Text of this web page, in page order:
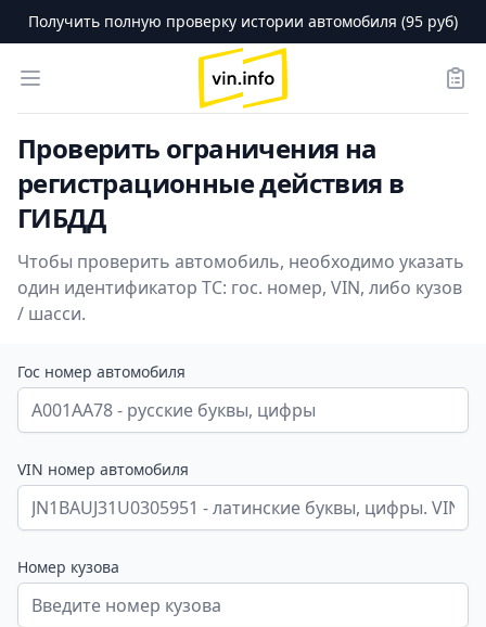
Получить полную проверку истории автомобиля (95 руб)
Open menu
logo
Проверить ограничения на
регистрационные действия в
ГИБДД
Чтобы проверить автомобиль, необходимо указать
один идентификатор ТС: гос. номер, VIN, либо кузов
/ шасси.
Гос номер автомобиля
VIN номер автомобиля
Номер кузова